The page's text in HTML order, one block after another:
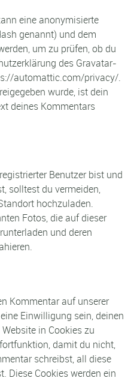
eine anonymisierte
genannt) und dem
um zu prüfen, ob du
des Gravatar-
automattic.com/privacy/.
wurde, ist dein
deines Kommentars
Benutzer bist und
solltest du vermeiden,
hochzuladen.
Fotos, die auf dieser
und deren
Kommentar auf unserer
Einwilligung sein, deinen
in Cookies zu
damit du nicht,
schreibst, all diese
Diese Cookies werden ein